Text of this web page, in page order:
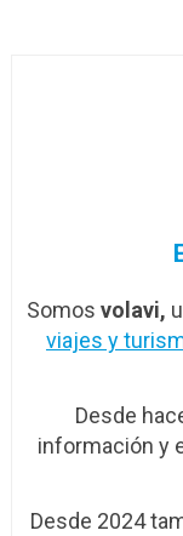
Somosvolavi,
viajes y
Desde
información y
Desde 2024